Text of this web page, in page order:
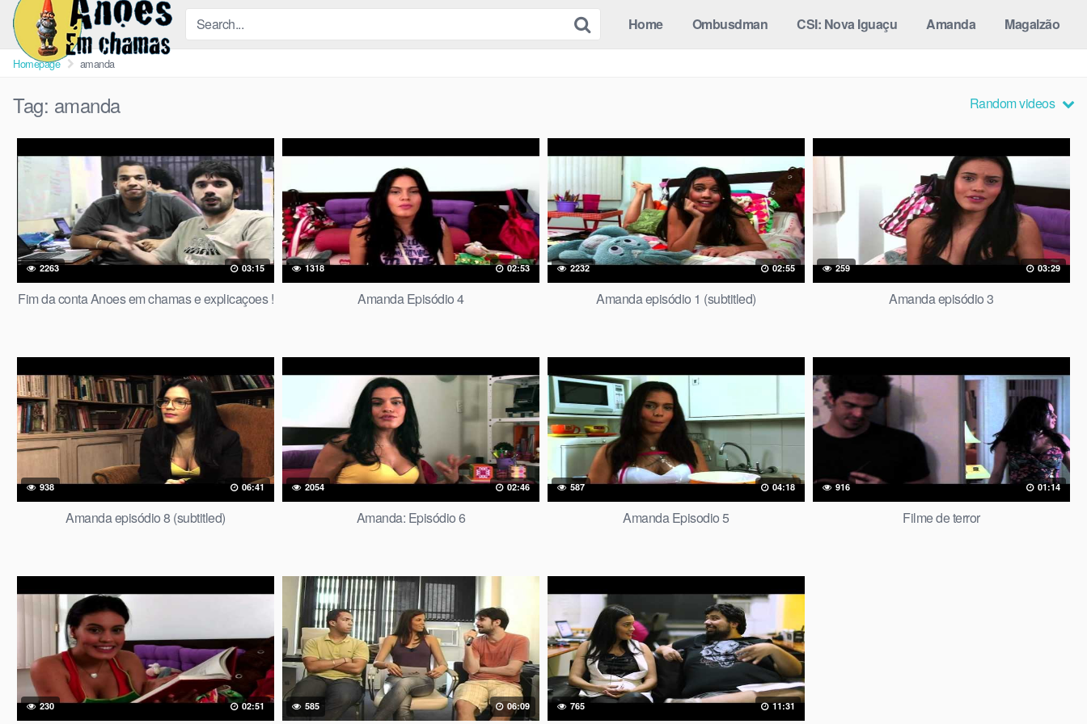
Skip
content
Home Ombusdman CSI: Nova Iguaçu Amanda Magalzão
Homepage amanda
Tag: amanda Random videos
2263 03:15
Fim da conta Anoes em chamas e explicaçoes !
1318 02:53
Amanda Episódio 4
2232 02:55
Amanda episódio 1 (subtitled)
259 03:29
Amanda episódio 3
938 06:41
Amanda episódio 8 (subtitled)
2054 02:46
Amanda: Episódio 6
587 04:18
Amanda Episodio 5
916 01:14
Filme de terror
230 02:51 585 06:09 765 11:31